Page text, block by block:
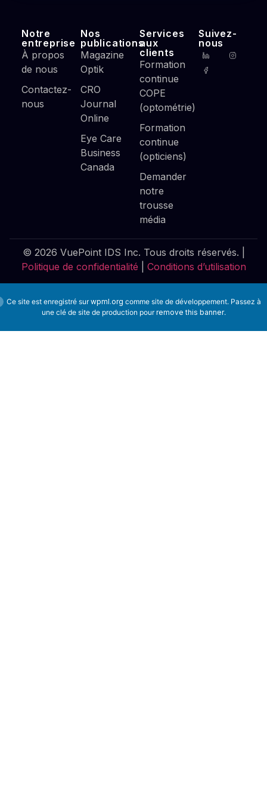
Notre
entreprise
À propos
de nous
Contactez-
nous
Nos
publications
Magazine
Optik
CRO
Journal
Online
Eye Care
Business
Canada
Services
aux
clients
Formation
continue
COPE
(optométrie)
Formation
continue
(opticiens)
Demander
notre
trousse
média
Suivez-
nous
© 2026 VuePoint IDS Inc. Tous droits réservés. |
Politique de confidentialité
Conditions d’utilisation
Ce site est enregistré surwpml.org comme site de développement. Passez à
une clé de site de production pourremove this banner.